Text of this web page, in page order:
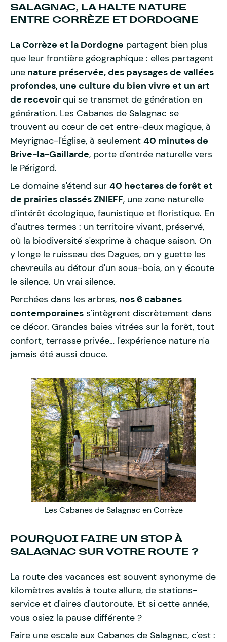
SALAGNAC, LA HALTE NATURE
ENTRE CORRÈZE ET DORDOGNE
La Corrèze et la Dordogne partagent bien plus
que leur frontière géographique : elles partagent
une nature préservée, des paysages de vallées
profondes, une culture du bien vivre et un art
de recevoirqui se transmet de génération en
génération. Les Cabanes de Salagnac se
trouvent au cœur de cet entre-deux magique, à
Meyrignac-l'Église, à seulement 40 minutes de
Brive-la-Gaillarde, porte d'entrée naturelle vers
le Périgord.
Le domaine s'étend sur 40 hectares de forêt et
de prairies classés ZNIEFF, une zone naturelle
d'intérêt écologique, faunistique et floristique. En
d'autres termes : un territoire vivant, préservé,
où la biodiversité s'exprime à chaque saison. On
y longe le ruisseau des Dagues, on y guette les
chevreuils au détour d'un sous-bois, on y écoute
le silence. Un vrai silence.
Perchées dans les arbres, nos 6 cabanes
contemporaines s'intègrent discrètement dans
ce décor. Grandes baies vitrées sur la forêt, tout
confort, terrasse privée… l'expérience nature n'a
jamais été aussi douce.
Les Cabanes de Salagnac en Corrèze
POURQUOI FAIRE UN STOP À
SALAGNAC SUR VOTRE ROUTE ?
La route des vacances est souvent synonyme de
kilomètres avalés à toute allure, de stations-
service et d'aires d'autoroute. Et si cette année,
vous osiez la pause différente ?
Faire une escale aux Cabanes de Salagnac, c'est :